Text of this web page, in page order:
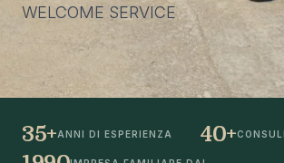
WELCOME SERVICE
35+ANNI DI ESPERIENZA 40+